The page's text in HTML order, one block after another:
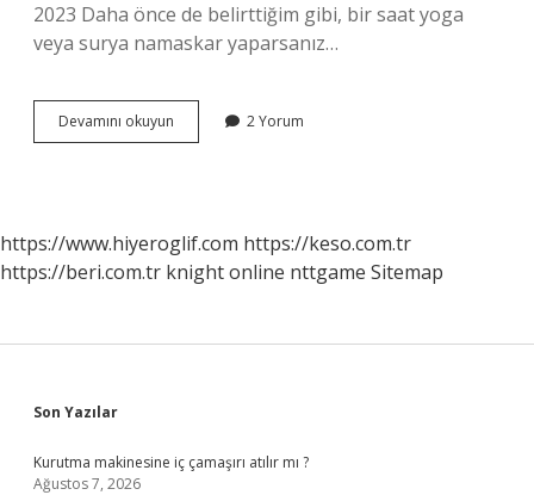
2023 Daha önce de belirttiğim gibi, bir saat yoga
veya surya namaskar yaparsanız…
Devamını okuyun
Metabolizmayı
2 Yorum
https://www.hiyeroglif.com https://keso.com.tr
https://beri.com.tr knight online nttgame Sitemap
Sidebar
Son Yazılar
Kurutma makinesine iç çamaşırı atılır mı ?
Ağustos 7, 2026